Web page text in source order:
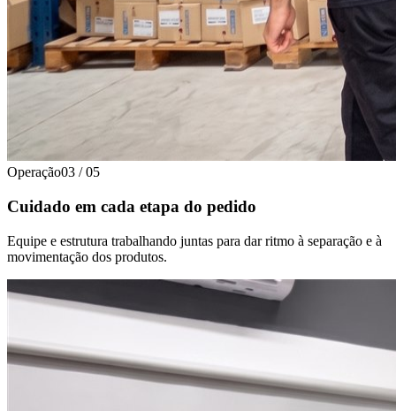
Operação03 / 05
Cuidado em cada etapa do pedido
Equipe e estrutura trabalhando juntas para dar ritmo à separação e à
movimentação dos produtos.